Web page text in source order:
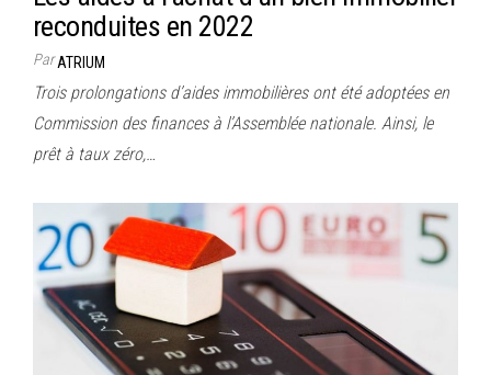
reconduites en 2022
ParATRIUM
Trois prolongations d’aides immobilières ont été adoptées en
Commission des finances à l’Assemblée nationale. Ainsi, le
prêt à taux zéro,…